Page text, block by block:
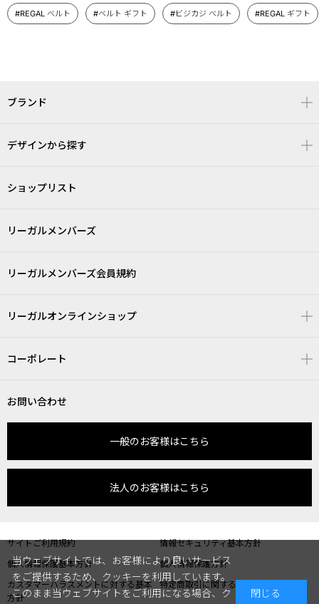
#REGAL ベルト #ベルト ギフト #ビジカジ ベルト #REGAL ギフト
ブランド
デザインから探す
ショップリスト
リーガルメンバーズ
リーガルメンバーズ会員規約
リーガルオンラインショップ
コーポレート
お問い合わせ
一般のお客様はこちら
法人のお客様はこちら
サイトご利用規約
情報セキュリティ基本方針
個人情報保護基本方針
個人情報保護方針
カスタマーハラスメントに対する基本
方針
特定商取引に関する表記
当ウェブサイトでは、お客様により良いサービス
をご提供するため、クッキーを利用しています。
このまま当ウェブサイトをご利用になる場合、ク
閉じる